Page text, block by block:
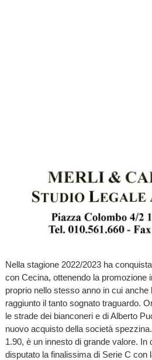
Nella stagione 2022/2023 ha
con Cecina, ottenendo la promozione
proprio nello stesso anno in cui anche
raggiunto il tanto sognato traguardo.
le strade dei bianconeri e di Alberto
nuovo acquisto della società
1.90, è un innesto di grande valore. In
disputato la finalissima di Serie C con